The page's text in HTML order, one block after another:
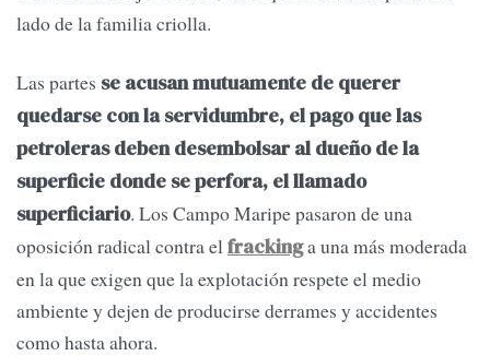
lado de la familia criolla.
Las partes se acusan mutuamente de querer
quedarse con la servidumbre, el pago que las
petroleras deben desembolsar al dueño de la
superficie donde se perfora, el llamado
superficiario. Los Campo Maripe pasaron de una
oposición radical contra el frackinga una más moderada
en la que exigen que la explotación respete el medio
ambiente y dejen de producirse derrames y accidentes
como hasta ahora.